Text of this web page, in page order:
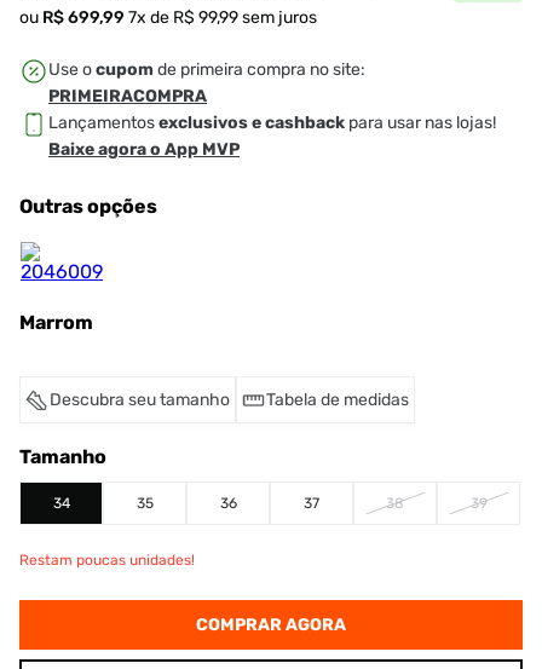
ou R$699,99 7x de R$ 99,99sem juros
Use ocupom de primeira compra no site:
PRIMEIRACOMPRA
Lançamentosexclusivos e cashback para usar nas lojas!
Baixe agora o App MVP
Outras opções
Marrom
Descubra seu tamanho Tabela de medidas
Tamanho
34 35 36 37 38 39
Restam poucas unidades!
COMPRAR AGORA